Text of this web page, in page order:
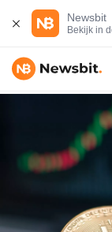
Newsbit
Bekijk in